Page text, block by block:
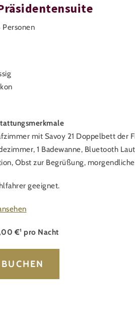
Personen
mit Savoy 21 Doppelbett
1 Badewanne, Bluetooth
Obst zur Begrüßung,
geeignet.
€¹ pro Nacht